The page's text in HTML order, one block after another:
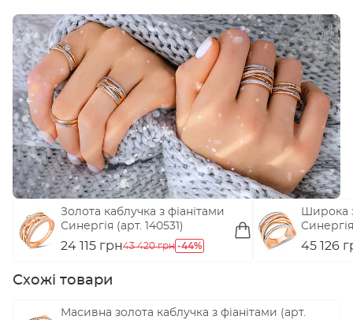
Золота каблучка з фіанітами
Синергія (арт. 140531)
24 115 грн43 420 грн -44%
Широка
140601)
45 126
Схожі товари
Масивна золота каблучка з фіанітами (арт.